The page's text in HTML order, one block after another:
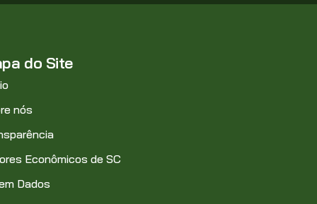
do Site
nós
Econômicos de SC
Dados